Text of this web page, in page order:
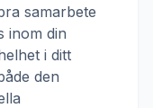
samarbete
inom din
i ditt
den